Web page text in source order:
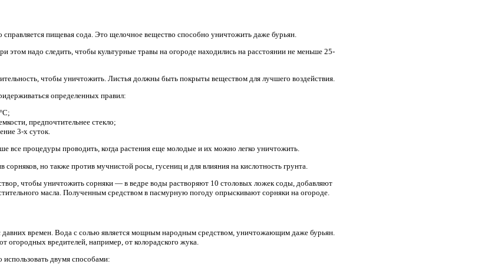
пищевая сода. Это щелочное вещество способно уничтожить даже бурьян.
этом надо следить, чтобы культурные травы на огороде находились на расстоянии не меньше 25-
чтобы уничтожить. Листья должны быть покрыты веществом для лучшего воздействия.
определенных правил:
предпочтительнее стекло;
3-х суток.
все процедуры проводить, когда растения еще молодые и их можно легко уничтожить.
но также против мучнистой росы, гусениц и для влияния на кислотность грунта.
чтобы уничтожить сорняки — в ведре воды растворяют 10 столовых ложек соды, добавляют
масла. Полученным средством в пасмурную погоду опрыскивают сорняки на огороде.
давних времен. Вода с солью является мощным народным средством, уничтожающим даже бурьян.
огородных вредителей, например, от колорадского жука.
двумя способами: